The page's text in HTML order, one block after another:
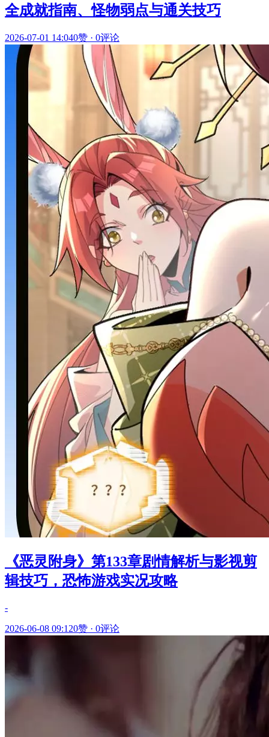
全成就指南、怪物弱点与通关技巧
2026-07-01 14:040赞 · 0评论
《恶灵附身》第133章剧情解析与影视剪
辑技巧，恐怖游戏实况攻略
-
2026-06-08 09:120赞 · 0评论